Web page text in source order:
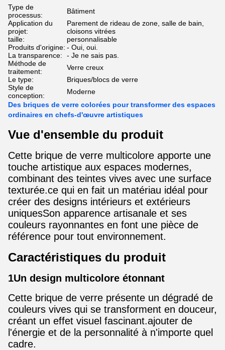
Type de
processus:
Bâtiment
Application du
projet:
Parement de rideau de zone, salle de bain,
cloisons vitrées
taille:
personnalisable
Produits d'origine: - Oui, oui.
La transparence:
- Je ne sais pas.
Méthode de
traitement:
Verre creux
Le type:
Briques/blocs de verre
Style de
conception:
Moderne
Des briques de verre colorées pour transformer des espaces
ordinaires en chefs-d'œuvre artistiques
Vue d'ensemble du produit
Cette brique de verre multicolore apporte une
touche artistique aux espaces modernes,
combinant des teintes vives avec une surface
texturée.ce qui en fait un matériau idéal pour
créer des designs intérieurs et extérieurs
uniquesSon apparence artisanale et ses
couleurs rayonnantes en font une pièce de
référence pour tout environnement.
Caractéristiques du produit
1Un design multicolore étonnant
Cette brique de verre présente un dégradé de
couleurs vives qui se transforment en douceur,
créant un effet visuel fascinant.ajouter de
l'énergie et de la personnalité à n'importe quel
cadre.